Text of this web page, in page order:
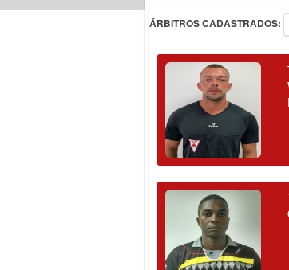
ÁRBITROS CADASTRADOS: